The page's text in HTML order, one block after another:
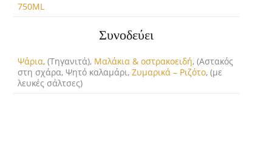
750ML
Συνοδεύει
Ψάρια, (Τηγανιτά), Μαλάκια & οστρακοειδή, (Αστακός
στη σχάρα, Ψητό καλαμάρι, Ζυμαρικά – Ριζότο, (με
λευκές σάλτσες)